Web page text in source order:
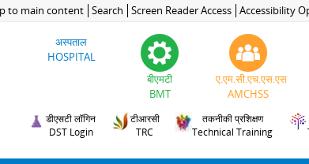
to main content Search Screen Reader Access Accessibility
अस्पताल
HOSPITAL
बीएमटी
BMT
ए.एम.सी.एच.एस.एस
AMCHSS
डीएसटी लॉगिन
DST Login
टीआरसी
TRC
तकनीकी प्रशिक्षण
Technical Training